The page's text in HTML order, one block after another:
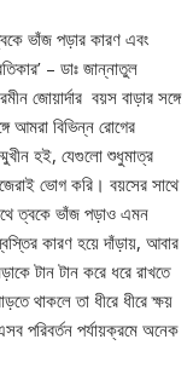
ভাঁজ পড়ার কারণ এবং
– ডাঃ জান্নাতুল
জোয়ার্দার বয়স বাড়ার সঙ্গে
আমরা বিভিন্ন রোগের
হই, যেগুলো শুধুমাত্র
ভোগ করি। বয়সের সাথে
ত্বকে ভাঁজ পড়াও এমন
কারণ হয়ে দাঁড়ায়, আবার
টান টান করে ধরে রাখতে
থাকলে তা ধীরে ধীরে ক্ষয়
পরিবর্তন পর্যায়ক্রমে অনেক